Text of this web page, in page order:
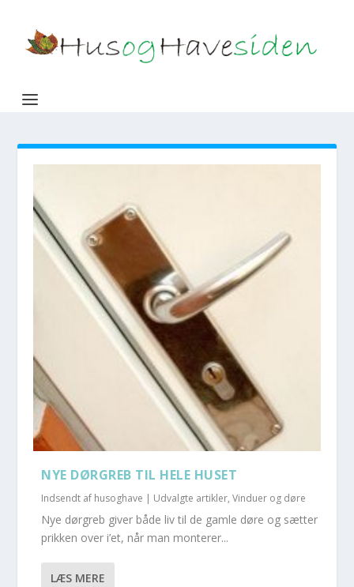
NYE DØRGREB TIL HELE HUSET
Indsendt af husoghave | Udvalgte artikler,Vinduer og døre
Nye dørgreb giver både liv til de gamle døre og sætter
prikken over i’et, når man monterer...
LÆS MERE